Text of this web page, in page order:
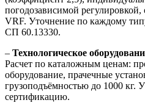
погодозависимой
VRF. Уточнение по каждому
СП 60.13330.
– Технологическое
Расчет по каталожным ценам:
оборудование, прачечные
грузоподъёмностью до 1000 кг.
сертификацию.